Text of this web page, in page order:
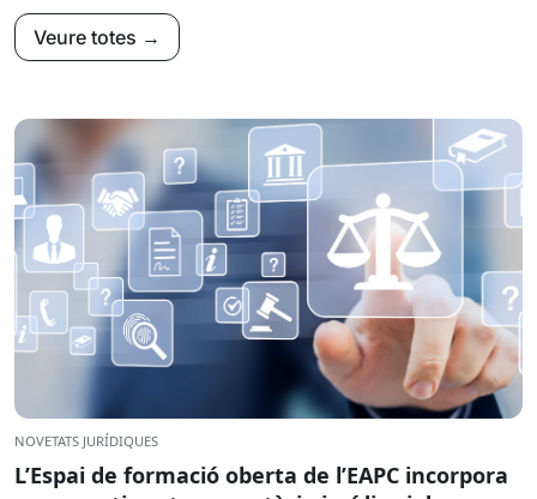
Veure totes →
NOVETATS JURÍDIQUES
L’Espai de formació oberta de l’EAPC incorpora